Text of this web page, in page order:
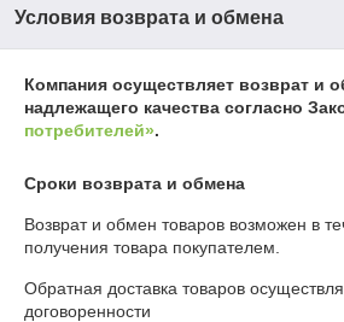
Условия возврата и обмена
Компания осуществляет возврат и
надлежащего качества согласно
потребителей».
Сроки возврата и обмена
Возврат и обмен товаров возможен в
получения товара покупателем.
Обратная доставка товаров
договоренности